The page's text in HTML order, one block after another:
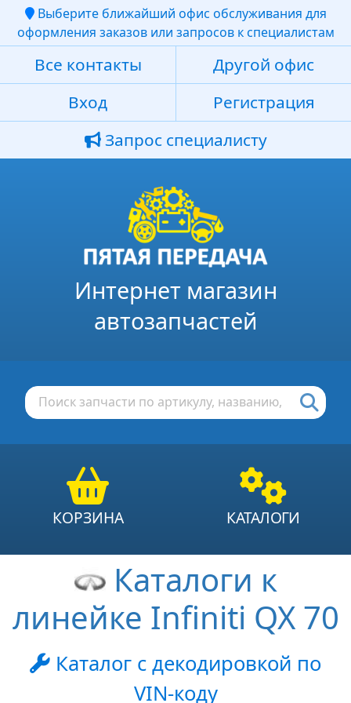
Выберите ближайший офис обслуживания для
оформления заказов или запросов к специалистам
Все контакты
Другой офис
Вход
Регистрация
Запрос специалисту
Интернет магазин
автозапчастей
КОРЗИНА КАТАЛОГИ
Каталоги к
линейке Infiniti QX 70
Каталог с декодировкой по
VIN-коду